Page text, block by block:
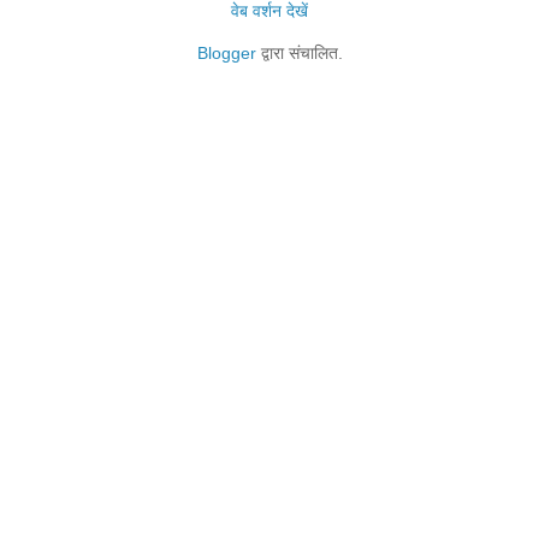
वेब वर्शन देखें
Bloggerद्वारा संचालित.